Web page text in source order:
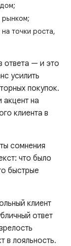
рынком;
точки роста,
ответа — и это
усилить
покупок.
акцент на
клиента в
сомнения
что было
быстрые
клиент
ответ
в лояльность.